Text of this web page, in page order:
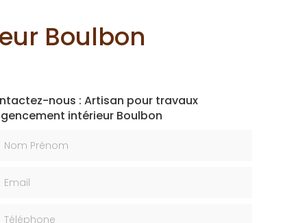
Boulbon
nous : Artisan pour travaux
intérieur Boulbon